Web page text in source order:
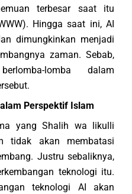
terbesar saat itu
Hingga saat ini, AI
dimungkinkan menjadi
zaman. Sebab,
lomba dalam
Perspektif Islam
yang Shalih wa likulli
tidak akan membatasi
Justru sebaliknya,
teknologi itu.
teknologi AI akan